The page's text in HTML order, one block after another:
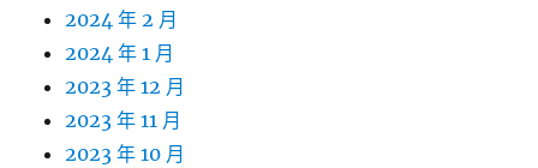
2024 年 2 月
2024 年 1 月
2023 年 12 月
2023 年 11 月
2023 年 10 月